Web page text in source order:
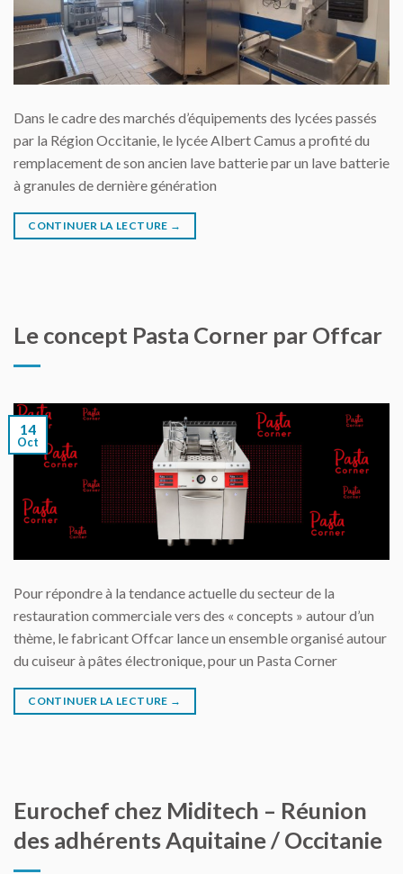
Dans le cadre des marchés d’équipements des lycées passés
par la Région Occitanie, le lycée Albert Camus a profité du
remplacement de son ancien lave batterie par un lave batterie
à granules de dernière génération
CONTINUER LA LECTURE →
Le concept Pasta Corner par Offcar
14
Oct
Pour répondre à la tendance actuelle du secteur de la
restauration commerciale vers des « concepts » autour d’un
thème, le fabricant Offcar lance un ensemble organisé autour
du cuiseur à pâtes électronique, pour un Pasta Corner
CONTINUER LA LECTURE →
Eurochef chez Miditech – Réunion
des adhérents Aquitaine / Occitanie